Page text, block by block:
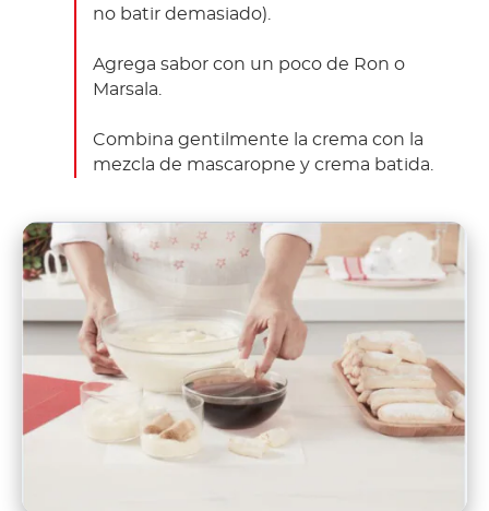
no batir demasiado).
Agrega sabor con un poco de Ron o
Marsala.
Combina gentilmente la crema con la
mezcla de mascaropne y crema batida.